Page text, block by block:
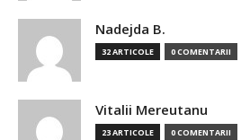
Nadejda B.
32 ARTICOLE 0 COMENTARII
Vitalii Mereutanu
23 ARTICOLE 0 COMENTARII